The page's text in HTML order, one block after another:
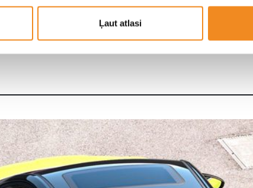
Ļaut atlasi
Скачать